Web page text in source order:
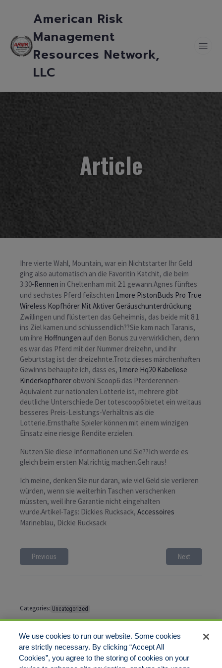
American Risk
Management
Resources Network,
LLC
Article
Ihre vierte Wahl, Mountain, war ein Nichtstarter Ihr Geld
ging also automatisch an die Favoritin Katchit, die beim
3:30-Rennen in Cheltenham mit 2:1 gewann.Agnes fünftes
und sechstes Pferd feilschten 1more PistonBuds Pro True
Wireless Kopfhörer Mit Aktiver Geräuschunterdrückung
Zwillingen und flüsterten das Geheimnis, das beide mit 8:1
ins Ziel kamen.und schlussendlich??Sie kam nach Taranis,
um ihre Hoffnungen auf den Bonus zu verwirklichen, denn
es war das Pferd mit der Nummer dreizehn, und ihr
Geburtstag ist der dreizehnte.Trotz dieses märchenhaften
Gewinns behaupte ich, dass es, 1more Hq20 Kabellose
Kinderkopfhörer obwohl Scoop6 das Pferderennen-
Äquivalent zur nationalen Lotterie ist, mehrere gibt
deutliche Unterschiede.Der totescoop6 bietet ein weitaus
besseres Preis-Leistungs-Verhältnis als die
Lotterie.Ernsthafte Spieler können mit einem winzigen
Einsatz eine riesige Rendite erzielen.
Nutzen Sie diese Informationen und Sie??Ich werde es
gleich beim ersten Mal richtig machen.Geh raus!
Ich meine, denken Sie nur daran, wie viel Geld sie verlieren
würden, wenn sie weiterhin Taschen verschenken
müssten, weil ihre Garantie nicht eingehalten
wurde.Artikel-Tags: Dickies Rucksack, Accessoires
Marineblau, Dickie Rucksack
Previous Next
Categories: Uncategorized
Tags:
Comments are closed
We use cookies to run our website. Some cookies
are strictly necessary. By clicking “Accept All
Cookies”, you agree to the storing of cookies on your